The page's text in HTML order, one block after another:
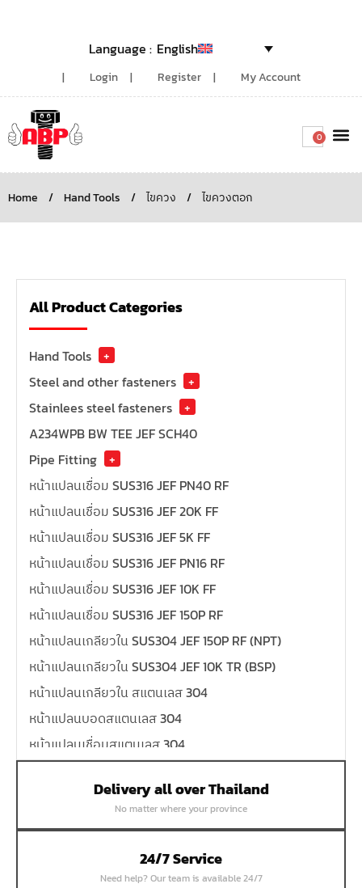
English
Login Register My Account
0
Home / Hand Tools / ไขควง / ไขควงตอก
All Product Categories
Hand Tools
+
Steel and other fasteners
+
Stainlees steel fasteners
+
A234WPB BW TEE JEF SCH40
Pipe Fitting
+
หน้าแปลนเชื่อม SUS316 JEF PN40 RF
หน้าแปลนเชื่อม SUS316 JEF 20K FF
หน้าแปลนเชื่อม SUS316 JEF 5K FF
หน้าแปลนเชื่อม SUS316 JEF PN16 RF
หน้าแปลนเชื่อม SUS316 JEF 10K FF
หน้าแปลนเชื่อม SUS316 JEF 150P RF
หน้าแปลนเกลียวใน SUS304 JEF 150P RF (NPT)
หน้าแปลนเกลียวใน SUS304 JEF 10K TR (BSP)
หน้าแปลนเกลียวใน สแตนเลส 304
หน้าแปลนบอดสแตนเลส 304
หน้าแปลนเชื่อมสแตนเลส 304
หน้าแปลนเหล็กคอสูง
หน้าแปลนเชื่อมบอด SUS304 JEF 300P RF
Delivery all over Thailand
No matter where your province
24/7 Service
Need help? Our team is available 24/7